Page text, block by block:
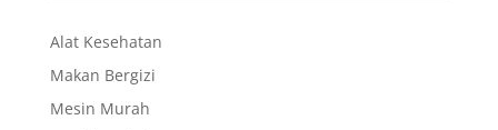
Alat Kesehatan
Makan Bergizi
Mesin Murah